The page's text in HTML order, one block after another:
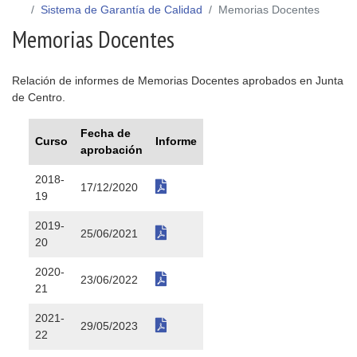
Sistema de Garantía de Calidad
Memorias Docentes
Memorias Docentes
Relación de informes de Memorias Docentes aprobados en Junta
de Centro.
Curso
Fecha de
aprobación
Informe
2018-
19
17/12/2020
2019-
20
25/06/2021
2020-
21
23/06/2022
2021-
22
29/05/2023